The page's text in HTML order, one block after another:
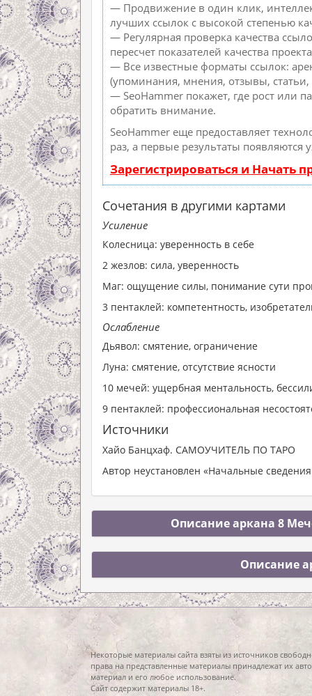
— Продвижение в один клик,
лучших ссылок с высокой степенью
— Регулярная проверка качества
пересчет показателей качества
— Все известные форматы ссылок:
(упоминания, мнения, отзывы, статьи,
— SeoHammer покажет, где рост или
обратить внимание.
SeoHammer еще предоставляет
раз, а первые результаты
Зарегистрироваться и Начать
Сочетания в другими картами
Усиление
Колесница: уверенность в себе
2 жезлов: сила, уверенность
Маг: ощущение силы, понимание сути
3 пентаклей: компетентность,
Ослабление
Дьявол: смятение, ограничение
Луна: смятение, отсутствие ясности
10 мечей: ущербная ментальность,
9 пентаклей: профессиональная
Источники
Хайо Банцхаф. САМОУЧИТЕЛЬ ПО ТАРО
Автор неустановлен «Начальные
Описание аркана 8
Описание
Некоторые материалы сайта взяты из источников
права на представленные материалы принадлежат их
материал и его любое использование.
Сайт содержит материалы 18+.